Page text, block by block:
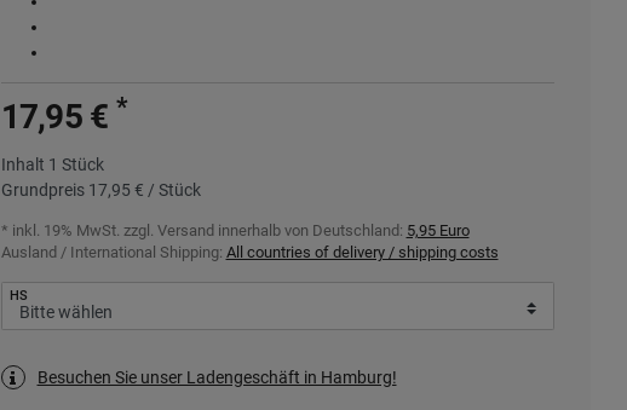
17,95 € *
Inhalt 1 Stück
Grundpreis 17,95 € / Stück
* inkl. 19% MwSt. zzgl. Versand innerhalb von Deutschland: 5,95 Euro
Ausland / International Shipping: All countries of delivery / shipping costs
HS
Besuchen Sie unser Ladengeschäft in Hamburg!